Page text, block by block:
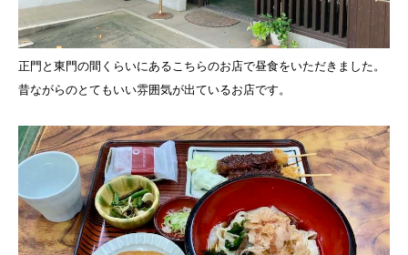
正門と東門の間くらいにあるこちらのお店で昼食をいただきました。
昔ながらのとてもいい雰囲気が出ているお店です。